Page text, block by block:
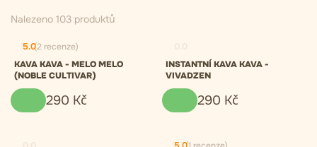
Nalezeno 103 produktů
5.0(2 recenze)
KAVA KAVA - MELO MELO
(NOBLE CULTIVAR)
290 Kč
INSTANTNÍ KAVA KAVA -
VIVADZEN
290 Kč